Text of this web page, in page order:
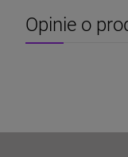
Opinie o